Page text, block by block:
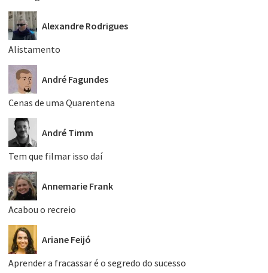
Alexandre Rodrigues
Alistamento
André Fagundes
Cenas de uma Quarentena
André Timm
Tem que filmar isso daí
Annemarie Frank
Acabou o recreio
Ariane Feijó
Aprender a fracassar é o segredo do sucesso